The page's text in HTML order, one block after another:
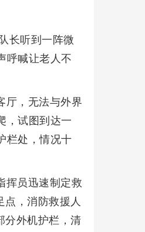
长听到一阵微
呼喊让老人不
厅，无法与外界
，试图到达一
栏处，情况十
挥员迅速制定救
，消防救援人
分外机护栏，清